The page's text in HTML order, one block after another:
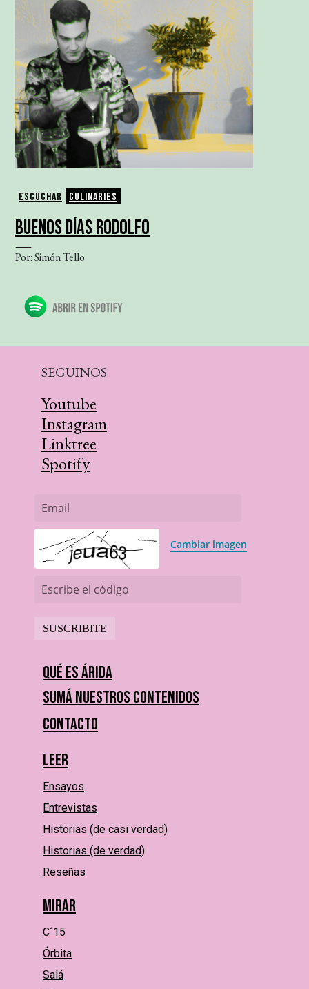
Escuchar Culinaries
BUENOS DÍAS RODOLFO
Por: Simón Tello
SEGUINOS
Youtube
Instagram
Linktree
Spotify
Email
Cambiar imagen
Escribe el código
Qué es Árida
Sumá nuestros contenidos
Contacto
Leer
Ensayos
Entrevistas
Historias (de casi verdad)
Historias (de verdad)
Reseñas
Mirar
C´15
Órbita
Salá